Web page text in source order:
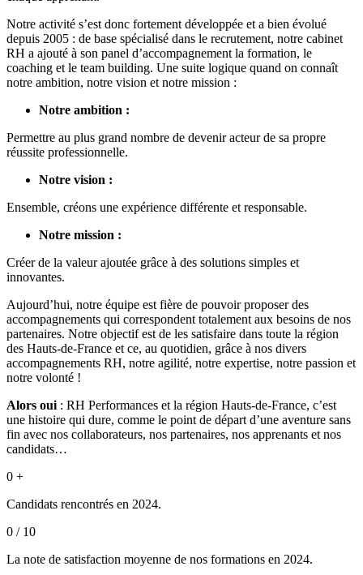
Notre activité s’est donc fortement développée et a bien évolué
depuis 2005 : de base spécialisé dans le recrutement, notre cabinet
RH a ajouté à son panel d’accompagnement la formation, le
coaching et le team building. Une suite logique quand on connaît
notre ambition, notre vision et notre mission :
Notre ambition :
Permettre au plus grand nombre de devenir acteur de sa propre
réussite professionnelle.
Notre vision :
Ensemble, créons une expérience différente et responsable.
Notre mission :
Créer de la valeur ajoutée grâce à des solutions simples et
innovantes.
Aujourd’hui, notre équipe est fière de pouvoir proposer des
accompagnements qui correspondent totalement aux besoins de nos
partenaires. Notre objectif est de les satisfaire dans toute la région
des Hauts-de-France et ce, au quotidien, grâce à nos divers
accompagnements RH, notre agilité, notre expertise, notre passion et
notre volonté !
Alors oui : RH Performances et la région Hauts-de-France, c’est
une histoire qui dure, comme le point de départ d’une aventure sans
fin avec nos collaborateurs, nos partenaires, nos apprenants et nos
candidats…
0 +
Candidats rencontrés en 2024.
0 / 10
La note de satisfaction moyenne de nos formations en 2024.